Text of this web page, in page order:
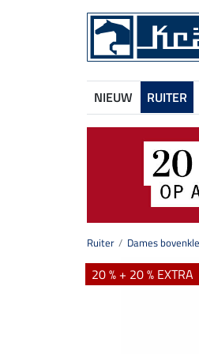
NIEUW RUITER
Ruiter Dames
20 % + 20 % EXTRA